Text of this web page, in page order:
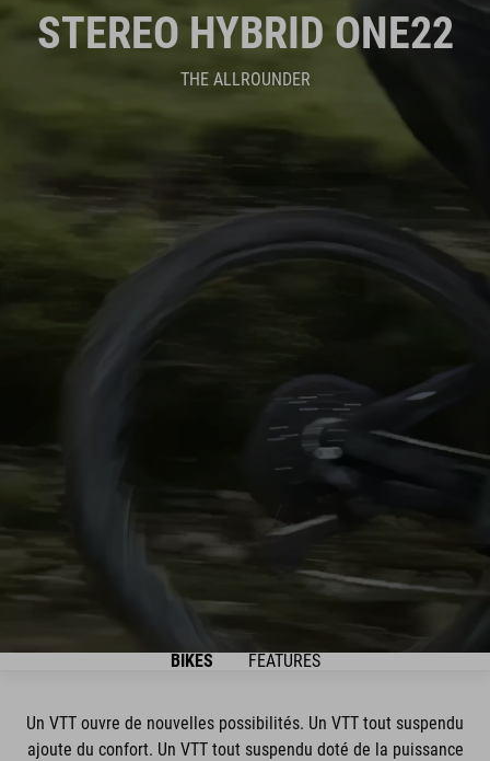
STEREO HYBRID ONE22
THE ALLROUNDER
BIKES FEATURES
Un VTT ouvre de nouvelles possibilités. Un VTT tout suspendu
ajoute du confort. Un VTT tout suspendu doté de la puissance